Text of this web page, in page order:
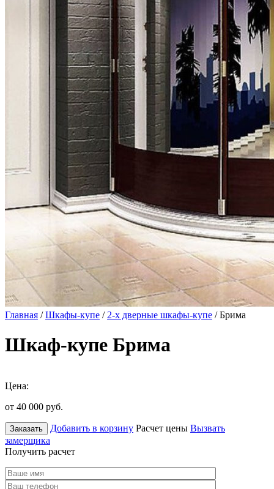
Главная /Шкафы-купе / 2-х дверные шкафы-купе / Брима
Шкаф-купе Брима
Цена:
от 40 000 руб.
Заказать Добавить в корзину Расчет цены Вызвать
замерщика
Получить расчет